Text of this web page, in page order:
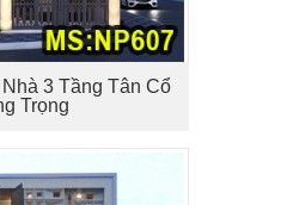
3 Tầng Tân Cổ
Trọng